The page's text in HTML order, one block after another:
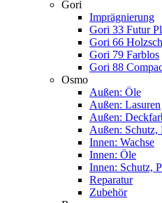
Gori
Imprägnierung
Gori 33 Futur
Gori 66
Gori 79 Farblos
Gori 88
Osmo
Außen: Öle
Außen: Lasuren
Außen:
Außen: Schutz,
Innen: Wachse
Innen: Öle
Innen: Schutz,
Reparatur
Zubehör